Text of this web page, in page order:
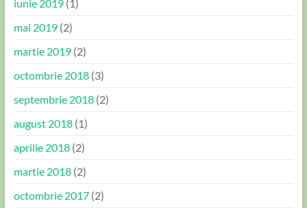
iunie 2019(1)
mai 2019(2)
martie 2019(2)
octombrie 2018(3)
septembrie 2018(2)
august 2018(1)
aprilie 2018(2)
martie 2018(2)
octombrie 2017(2)